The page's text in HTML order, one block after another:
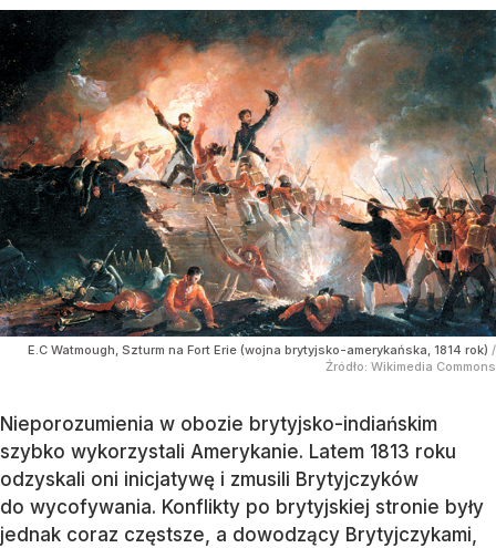
E.C Watmough, Szturm na Fort Erie (wojna brytyjsko-amerykańska, 1814 rok) /
Źródło: Wikimedia Commons
Nieporozumienia w obozie brytyjsko-indiańskim
szybko wykorzystali Amerykanie. Latem 1813 roku
odzyskali oni inicjatywę i zmusili Brytyjczyków
do wycofywania. Konflikty po brytyjskiej stronie były
jednak coraz częstsze, a dowodzący Brytyjczykami,